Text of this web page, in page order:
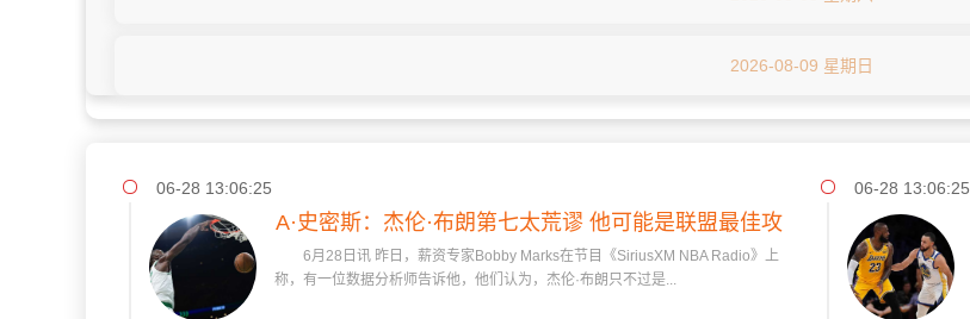
2026-08-09 星期日
06-28 13:06:25
A·史密斯：杰伦·布朗第七太荒谬 他可能是联盟最佳攻
防一体球员
6月28日讯 昨日，薪资专家Bobby Marks在节目《SiriusXM NBA Radio》上
称，有一位数据分析师告诉他，他们认为，杰伦·布朗只不过是...
06-28 13:06:25